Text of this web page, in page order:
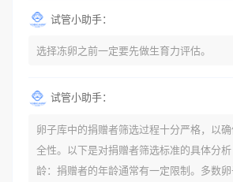
试管小助手：
选择冻卵之前一定要先做生育力评估。
试管小助手：
卵子库中的捐赠者筛选过程十分严格，以
全性。以下是对捐赠者筛选标准的具体分
龄：捐赠者的年龄通常有一定限制。多数